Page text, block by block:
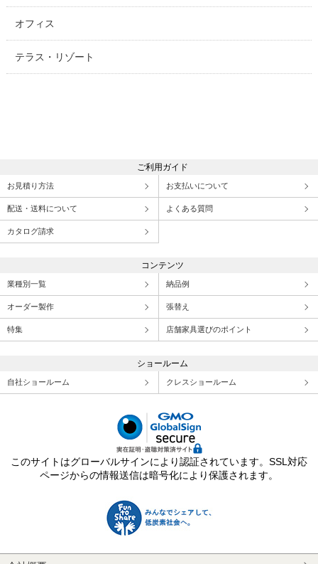
オフィス
テラス・リゾート
ご利用ガイド
お見積り方法 お支払いについて
配送・送料について よくある質問
カタログ請求
コンテンツ
業種別一覧 納品例
オーダー製作 張替え
特集 店舗家具選びのポイント
ショールーム
自社ショールーム クレスショールーム
このサイトはグローバルサインにより認証されています。SSL対応
ページからの情報送信は暗号化により保護されます。